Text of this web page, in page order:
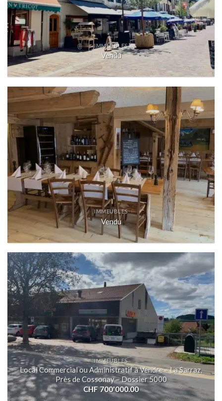
IMMEUBLES
Vendu
IMMEUBLES
Vendu
IMMEUBLES
Local Commercial ou Administratif à Vendre – La Sarraz,
Près de Cossonay – Dossier 5000
CHF700'000.00